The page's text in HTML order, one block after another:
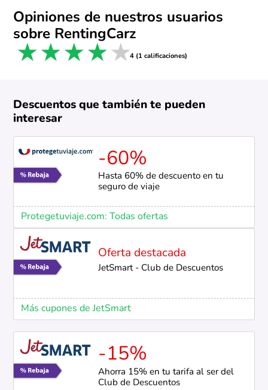
Opiniones de nuestros usuarios
sobre RentingCarz
5 stars
4 stars
3 stars
2 stars
1 star 4 (1 calificaciones)
Descuentos que también te pueden
interesar
-60%
Hasta 60% de descuento en tu
seguro de viaje
Protegetuviaje.com: Todas ofertas
Oferta destacada
JetSmart - Club de Descuentos
Más cupones de JetSmart
-15%
Ahorra 15% en tu tarifa al ser del
Club de Descuentos